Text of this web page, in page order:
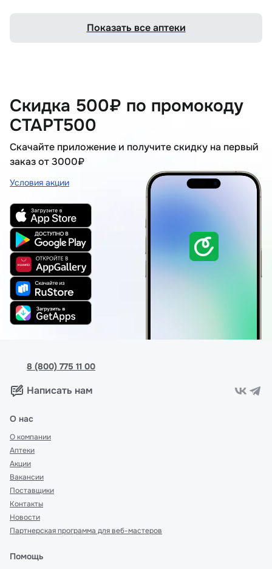
Показать все аптеки
Скидка 500₽ по промокоду
СТАРТ500
Скачайте приложение и получите скидку на первый
заказ от 3000₽
Условия акции
8 (800) 775 11 00
Написать нам
О нас
О компании
Аптеки
Акции
Вакансии
Поставщики
Контакты
Новости
Партнерская программа для веб-мастеров
Помощь